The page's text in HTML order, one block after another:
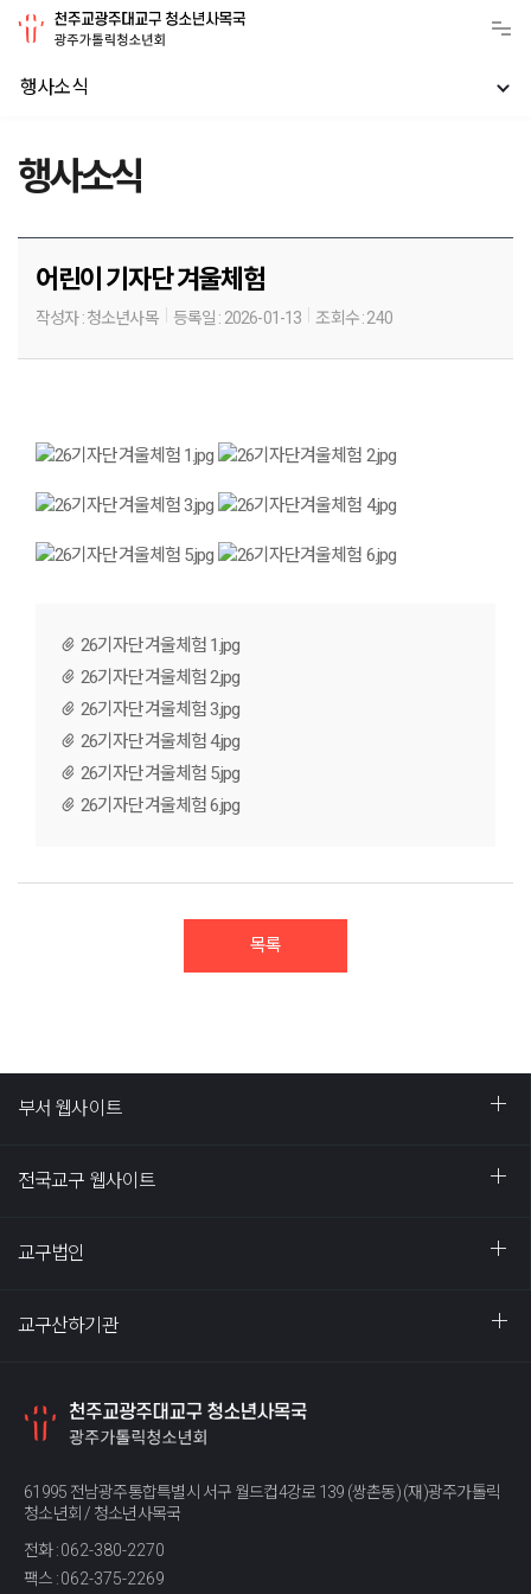
행사소식
행사소식
어린이 기자단 겨울체험
작성자 :청소년사목 등록일 : 2026-01-13 조회수 :240
26기자단겨울체험 1.jpg
26기자단겨울체험 2.jpg
26기자단겨울체험 3.jpg
26기자단겨울체험 4.jpg
26기자단겨울체험 5.jpg
26기자단겨울체험 6.jpg
목록
부서 웹사이트
전국교구 웹사이트
교구법인
교구산하기관
61995 전남광주통합특별시 서구 월드컵4강로 139 (쌍촌동) (재)광주가톨릭
청소년회 / 청소년사목국
전화 :062-380-2270
팩스 :062-375-2269